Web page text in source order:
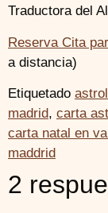
Traductora del
Reserva Cita
a distancia)
Etiquetado
madrid, carta
carta natal en
maddrid
2